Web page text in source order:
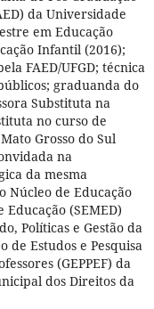
da Universidade
em Educação
Infantil (2016);
FAED/UFGD; técnica
graduanda do
Substituta na
no curso de
Grosso do Sul
na
da mesma
Núcleo de Educação
(SEMED)
Políticas e Gestão da
de Estudos e Pesquisa
(GEPPEF) da
dos Direitos da